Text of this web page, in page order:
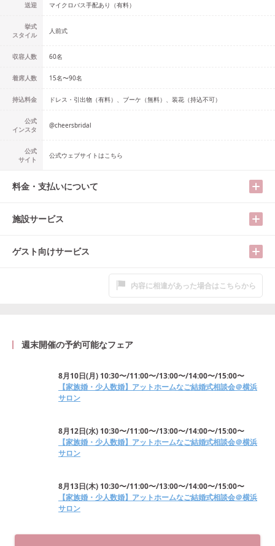
送迎 マイクロバス手配あり（有料）
挙式
スタイル
人前式
収容人数 60名
着席人数 15名〜90名
持込料金 ドレス・引出物（有料）、ブーケ（無料）、装花（持込不可）
公式
インスタ
@cheersbridal
公式
サイト
公式ウェブサイトはこちら
料金・支払いについて
施設サービス
ゲスト向けサービス
内容に相違があった場合はこちらから
週末開催の予約可能なフェア
8月10日(月) 10:30〜/11:00〜/13:00〜/14:00〜/15:00〜
【家族婚・少人数婚】アットホームなご結婚式相談会＠横浜
サロン
8月12日(水) 10:30〜/11:00〜/13:00〜/14:00〜/15:00〜
【家族婚・少人数婚】アットホームなご結婚式相談会＠横浜
サロン
8月13日(木) 10:30〜/11:00〜/13:00〜/14:00〜/15:00〜
【家族婚・少人数婚】アットホームなご結婚式相談会＠横浜
サロン